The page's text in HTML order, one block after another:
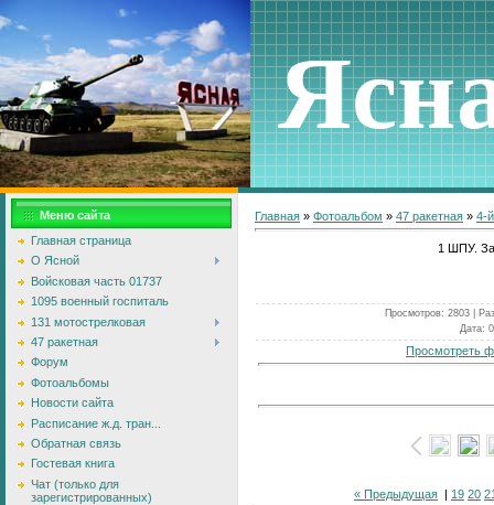
Меню сайта
Главная страница
О Ясной
Войсковая часть 01737
1095 военный госпиталь
131 мотострелковая
47 ракетная
Форум
Фотоальбомы
Новости сайта
Расписание ж.д. тран...
Обратная связь
Гостевая книга
Чат (только для
зарегистрированных)
Главная » Фотоальбом » 47 ракетная » 4-
1 ШПУ.
Просмотров: 2803 |
Дата:
Просмотреть
« Предыдущая | 19 20